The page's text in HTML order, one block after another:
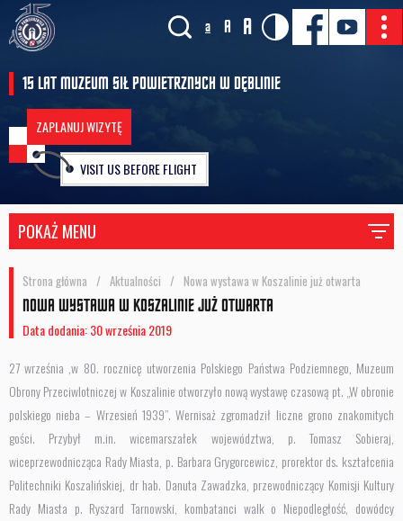
a A A
15 LAT MUZEUM SIŁ POWIETRZNYCH W DĘBLINIE
ZAPLANUJ WIZYTĘ
VISIT US BEFORE FLIGHT
POKAŻ MENU
Strona główna / Aktualności / Nowa wystawa w Koszalinie już otwarta
NOWA WYSTAWA W KOSZALINIE JUŻ OTWARTA
Data dodania: 30 września 2019
27 września ,w 80. rocznicę utworzenia Polskiego Państwa Podziemnego, Muzeum
Obrony Przeciwlotniczej w Koszalinie otworzyło nową wystawę czasową pt. „W obronie
polskiego nieba – Wrzesień 1939”. Wernisaż zgromadził liczne grono znakomitych
gości. Przybył m.in. wicemarszałek województwa, p. Tomasz Sobieraj,
wiceprzewodnicząca Rady Miasta, p. Barbara Grygorcewicz, prorektor ds. kształcenia
Politechniki Koszalińskiej, dr hab. Danuta Zawadzka, przewodniczący Komisji Kultury
Rady Miasta p. Ryszard Tarnowski, kombatanci walk o Niepodległość, dowódcy